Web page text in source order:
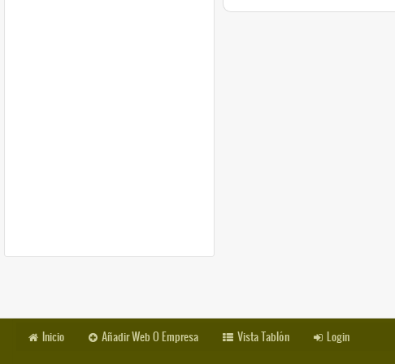
Inicio Añadir Web O Empresa Vista Tablón Login